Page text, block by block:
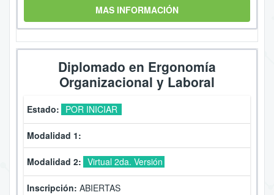
MAS INFORMACIÓN
Diplomado en Ergonomía
Organizacional y Laboral
Estado: POR INICIAR
Modalidad 1:
Modalidad 2: Virtual 2da. Versión
Inscripción: ABIERTAS